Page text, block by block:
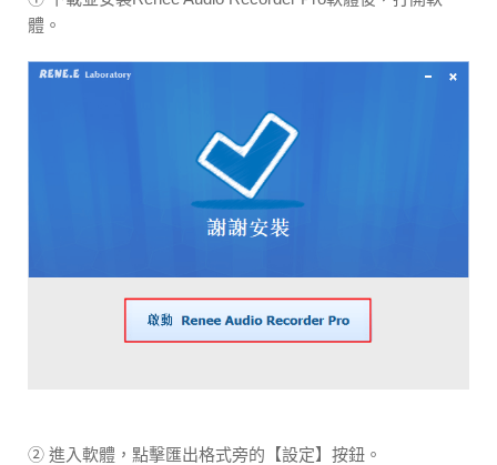
體。
② 進入軟體，點擊匯出格式旁的【設定】按鈕。